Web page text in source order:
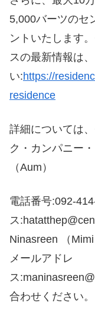
5,000バーツのセ
ントいたします
スの最新情報は
い:https://
residence
詳細については
ク・カンパニー
（Aum）
電話番号:092-
ス
Ninasreen （
メールアドレ
ス
合わせください。